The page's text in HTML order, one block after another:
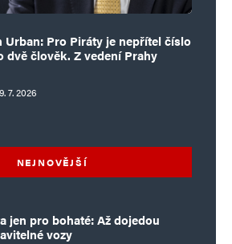
Urban: Pro Piráty je nepřítel číslo
dvě člověk. Z vedení Prahy
7. 2026
NEJNOVĚJŠÍ
jen pro bohaté: Až dojedou
vozy